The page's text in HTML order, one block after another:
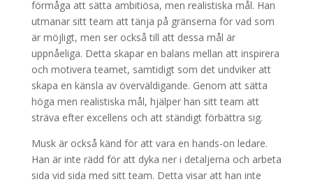
förmåga att sätta ambitiösa, men realistiska mål. Han
utmanar sitt team att tänja på gränserna för vad som
är möjligt, men ser också till att dessa mål är
uppnåeliga. Detta skapar en balans mellan att inspirera
och motivera teamet, samtidigt som det undviker att
skapa en känsla av överväldigande. Genom att sätta
höga men realistiska mål, hjälper han sitt team att
sträva efter excellens och att ständigt förbättra sig.
Musk är också känd för att vara en hands-on ledare.
Han är inte rädd för att dyka ner i detaljerna och arbeta
sida vid sida med sitt team. Detta visar att han inte